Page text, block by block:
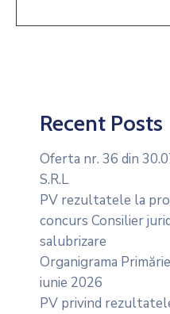
Recent Posts
Oferta nr. 36 din
S.R.L
PV rezultatele la
concurs Consilier
salubrizare
Organigrama
iunie 2026
PV privind